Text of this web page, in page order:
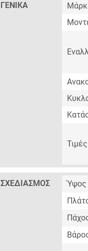
ΓΕΝΙΚΆ
Τιμές
ΣΧΕΔΙΑΣΜΌΣ Ύψος